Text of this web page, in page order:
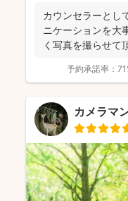
カウンセラーとし
ニケーションを大
く写真を撮らせて
予約承諾率：
カメラマ